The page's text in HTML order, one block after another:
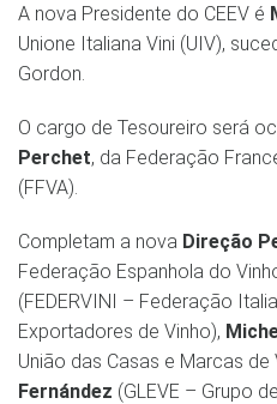
A nova Presidente do CEEV é
Unione Italiana Vini (UIV),
Gordon.
O cargo de Tesoureiro será
Perchet, da Federação
(FFVA).
Completam a nova Direção
Federação Espanhola do
(FEDERVINI – Federação
Exportadores de Vinho),
União das Casas e Marcas de
Fernández (GLEVE – Grupo